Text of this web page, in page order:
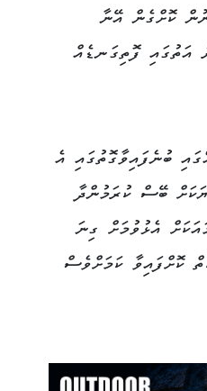
ކޮށްގެން އޭނާ
އަތުގައި ފޮތިގަނޑެއް
ބުނެފައިވާގޮތުގައި އެ
ބޭސް ކުރަމުންދާ
އެޅުވުމަށް ގިނަ
ކޮށްފައިވާ ކަމަށްވެސް